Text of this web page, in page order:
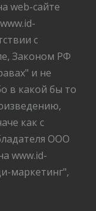
web-сайте
с
Законом РФ
и не
в какой бы то
как с
ООО
www.id-
маркетинг",